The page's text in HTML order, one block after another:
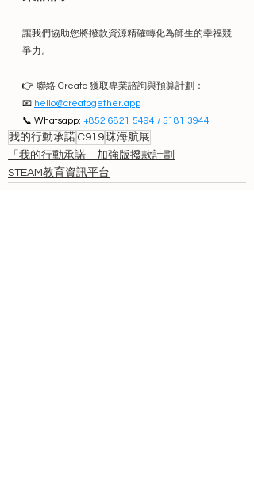
讓我們協助您將撥款資源精確轉化為師生的幸福競
爭力。
👉 聯絡 Creato 獲取專業諮詢與預算計劃：
📧 hello@creatogether.app
📞 Whatsapp: +852 6821 5494 / 5181 3944
我的行動承諾 C919珠海航展
「我的行動承諾」加強版撥款計劃
STEAM教育資訊平台